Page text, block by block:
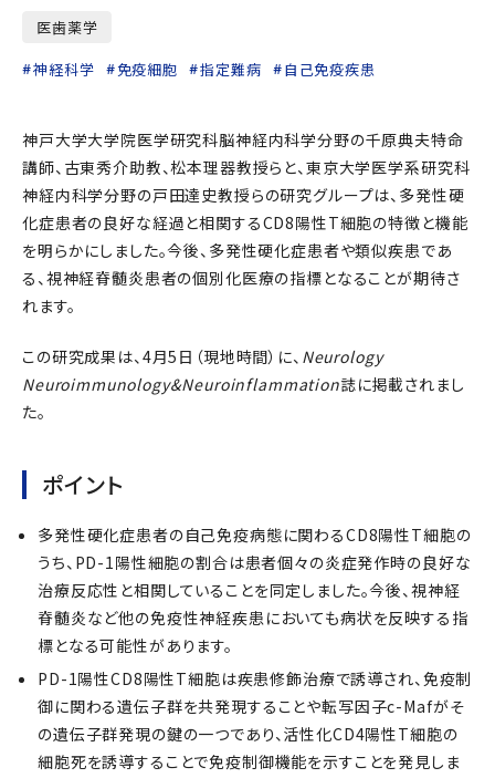
医歯薬学
神経科学
免疫細胞 指定難病 自己免疫疾患
神戸大学大学院医学研究科脳神経内科学分野の千原典夫特命
講師、古東秀介助教、松本理器教授らと、東京大学医学系研究科
神経内科学分野の戸田達史教授らの研究グループは、多発性硬
化症患者の良好な経過と相関するCD8陽性T細胞の特徴と機能
を明らかにしました。今後、多発性硬化症患者や類似疾患であ
る、視神経脊髄炎患者の個別化医療の指標となることが期待さ
れます。
この研究成果は、4月5日（現地時間）に、 Neurology
Neuroimmunology&Neuroinflammation誌に掲載されまし
た。
ポイント
多発性硬化症患者の自己免疫病態に関わるCD8陽性T細胞の
うち、PD-1陽性細胞の割合は患者個々の炎症発作時の良好な
治療反応性と相関していることを同定しました。今後、視神経
脊髄炎など他の免疫性神経疾患においても病状を反映する指
標となる可能性があります。
PD-1陽性CD8陽性T細胞は疾患修飾治療で誘導され、免疫制
御に関わる遺伝子群を共発現することや転写因子c-Mafがそ
の遺伝子群発現の鍵の一つであり、活性化CD4陽性T細胞の
細胞死を誘導することで免疫制御機能を示すことを発見しま